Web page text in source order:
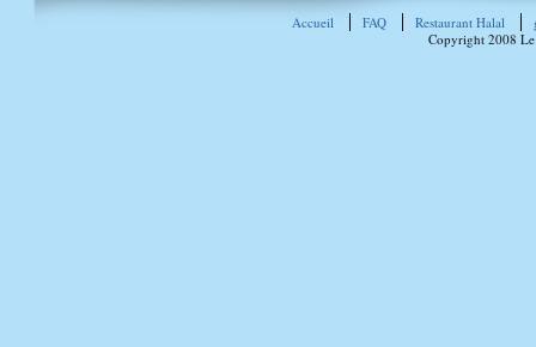
Accueil FAQ Restaurant Halal
Copyright 2008